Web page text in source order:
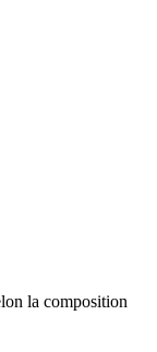
la composition